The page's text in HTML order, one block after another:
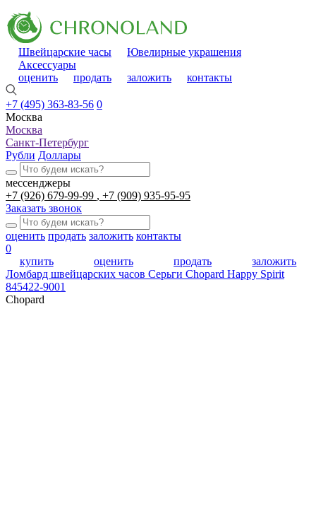
Швейцарские часы
Ювелирные украшения
Аксессуары
оценить
продать заложить контакты
+7 (495) 363-83-56 0
Москва
Москва
Санкт-Петербург
Рубли Доллары
мессенджеры
+7 (926) 679-99-99
+7 (909) 935-95-95
Заказать звонок
оценить продать заложить контакты
0
купить
оценить продать
заложить
Ломбард швейцарских часов Серьги Chopard Happy Spirit
845422-9001
Chopard